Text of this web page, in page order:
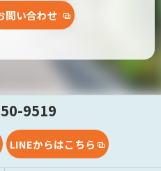
問い合わせ
9519
LINEからはこちら